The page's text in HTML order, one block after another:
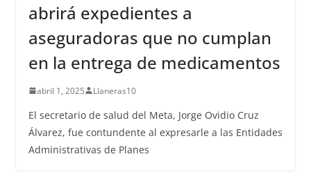
abrirá expedientes a
aseguradoras que no cumplan
en la entrega de medicamentos
abril 1, 2025 Llaneras10
El secretario de salud del Meta, Jorge Ovidio Cruz
Álvarez, fue contundente al expresarle a las Entidades
Administrativas de Planes